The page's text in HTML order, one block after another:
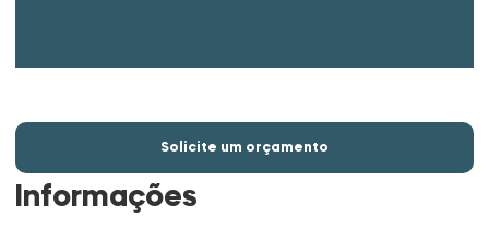
Solicite um orçamento
Informações